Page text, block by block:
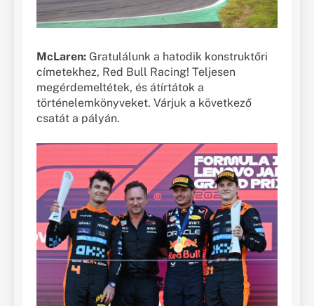
McLaren: Gratulálunk a hatodik konstruktőri
címetekhez, Red Bull Racing! Teljesen
megérdemeltétek, és átírtátok a
történelemkönyveket. Várjuk a következő
csatát a pályán.